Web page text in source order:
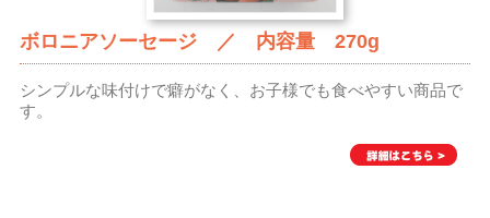
ボロニアソーセージ ／ 内容量 270g
シンプルな味付けで癖がなく、お子様でも食べやすい商品で
す。